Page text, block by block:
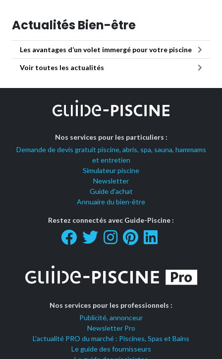
Actualités Bien-être
Les avantages d’un volet immergé pour votre piscine
Voir toutes les actualités
Nos services pour les particuliers :
Demande de devis gratuit piscine, abris, spa, sauna, hammams
et entretien
Simulateur piscine
Newsletter
Guide d'achat
Annuaire du bien-être
Restez connectés avec Guide-Piscine :
Nos services pour les professionnels :
Publicité, annonceur
Newsletter Pro
L'actualité PRO du marché : Piscines, Spas et Bains
Le guide des fournisseurs